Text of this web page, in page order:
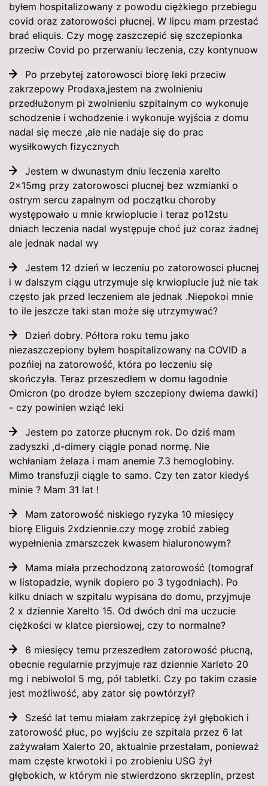
byłem hospitalizowany z powodu ciężkiego przebiegu
covid oraz zatorowości płucnej. W lipcu mam przestać
brać eliquis. Czy mogę zaszczepić się szczepionka
przeciw Covid po przerwaniu leczenia, czy kontynuow
Po przebytej zatorowosci biorę leki przeciw
zakrzepowy Prodaxa,jestem na zwolnieniu
przedłużonym pi zwolnieniu szpitalnym co wykonuje
schodzenie i wchodzenie i wykonuje wyjścia z domu
nadal się mecze ,ale nie nadaje się do prac
wysiłkowych fizycznych
Jestem w dwunastym dniu leczenia xarelto
2x15mg przy zatorowosci plucnej bez wzmianki o
ostrym sercu zapalnym od początku choroby
występowało u mnie krwioplucie i teraz po12stu
dniach leczenia nadal występuje choć już coraz żadnej
ale jednak nadal wy
Jestem 12 dzień w leczeniu po zatorowosci płucnej
i w dalszym ciągu utrzymuje się krwioplucie już nie tak
często jak przed leczeniem ale jednak .Niepokoi mnie
to ile jeszcze taki stan może się utrzymywać?
Dzień dobry. Półtora roku temu jako
niezaszczepiony byłem hospitalizowany na COVID a
pozńiej na zatorowość, która po leczeniu się
skończyła. Teraz przeszedłem w domu łagodnie
Omicron (po drodze byłem szczepiony dwiema dawki)
- czy powinien wziąć leki
Jestem po zatorze płucnym rok. Do dziś mam
zadyszki ,d-dimery ciągle ponad normę. Nie
wchłaniam żelaza i mam anemie 7.3 hemoglobiny.
Mimo transfuzji ciągle to samo. Czy ten zator kiedyś
minie ? Mam 31 lat !
Mam zatorowość niskiego ryzyka 10 miesięcy
biorę Eliguis 2xdziennie.czy mogę zrobić zabieg
wypełnienia zmarszczek kwasem hialuronowym?
Mama miała przechodzoną zatorowość (tomograf
w listopadzie, wynik dopiero po 3 tygodniach). Po
kilku dniach w szpitalu wypisana do domu, przyjmuje
2 x dziennie Xarelto 15. Od dwóch dni ma uczucie
ciężkości w klatce piersiowej, czy to normalne?
6 miesięcy temu przeszedłem zatorowość płucną,
obecnie regularnie przyjmuje raz dziennie Xarleto 20
mg i nebiwolol 5 mg, pół tabletki. Czy po takim czasie
jest możliwość, aby zator się powtórzył?
Sześć lat temu miałam zakrzepicę żył głębokich i
zatorowość płuc, po wyjściu ze szpitala przez 6 lat
zażywałam Xalerto 20, aktualnie przestałam, ponieważ
mam częste krwotoki i po zrobieniu USG żył
głębokich, w którym nie stwierdzono skrzeplin, przest